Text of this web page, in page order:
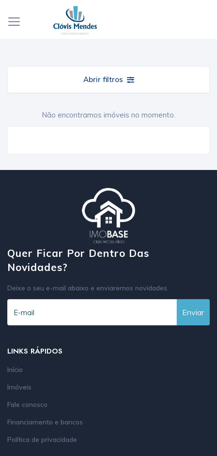
Abrir filtros
Não encontramos imóveis no momento.
Quer Ficar Por Dentro Das
Novidades?
Deixe o seu e-mail abaixo e enviaremos novidades.
Enviar
LINKS RÁPIDOS
Início
Imóveis
Fale conosco
Financiamento e bancos
Política de privacidade